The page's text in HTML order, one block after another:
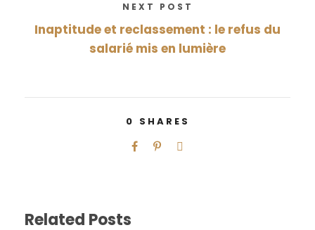
NEXT POST
Inaptitude et reclassement : le refus du
salarié mis en lumière
0 SHARES
Related Posts